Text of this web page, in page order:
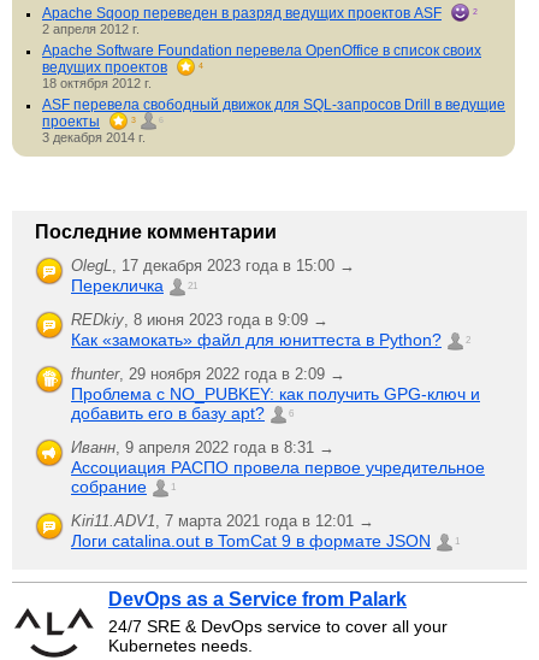
Apache Sqoop переведен в разряд ведущих проектов ASF 2
2 апреля 2012 г.
Apache Software Foundation перевела OpenOffice в список своих
ведущих проектов
4
18 октября 2012 г.
ASF перевела свободный движок для SQL-запросов Drill в ведущие
проекты
3 6
3 декабря 2014 г.
Последние комментарии
OlegL, 17 декабря 2023 года в 15:00 →
Перекличка 21
REDkiy, 8 июня 2023 года в 9:09 →
Как «замокать» файл для юниттеста в Python? 2
fhunter, 29 ноября 2022 года в 2:09 →
Проблема с NO_PUBKEY: как получить GPG-ключ и
добавить его в базу apt?
6
Иванн, 9 апреля 2022 года в 8:31 →
Ассоциация РАСПО провела первое учредительное
собрание
1
Kiri11.ADV1, 7 марта 2021 года в 12:01 →
Логи catalina.out в TomCat 9 в формате JSON 1
DevOps as a Service from Palark
24/7 SRE & DevOps service to cover all your
Kubernetes needs.